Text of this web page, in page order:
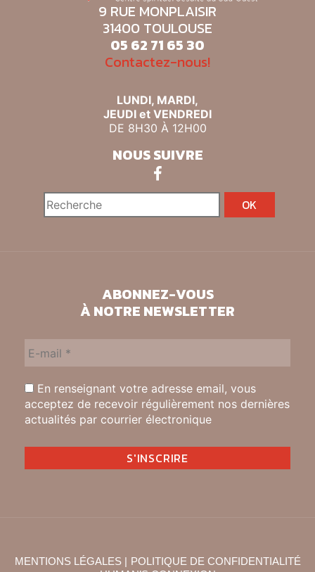
9 RUE MONPLAISIR
31400 TOULOUSE
05 62 71 65 30
Contactez-nous!
LUNDI, MARDI,
JEUDI et VENDREDI
DE 8H30 À 12H00
NOUS SUIVRE
ABONNEZ-VOUS
À NOTRE NEWSLETTER
En renseignant votre adresse email, vous
acceptez de recevoir régulièrement nos dernières
actualités par courrier électronique
MENTIONS LÉGALES | POLITIQUE DE CONFIDENTIALITÉ